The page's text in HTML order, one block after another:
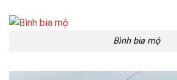
Bình bia mộ